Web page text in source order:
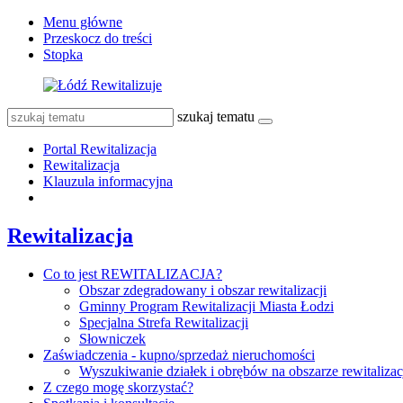
Menu główne
Przeskocz do treści
Stopka
szukaj tematu
Portal Rewitalizacja
Rewitalizacja
Klauzula informacyjna
Rewitalizacja
Co to jest REWITALIZACJA?
Obszar zdegradowany i obszar rewitalizacji
Gminny Program Rewitalizacji Miasta Łodzi
Specjalna Strefa Rewitalizacji
Słowniczek
Zaświadczenia - kupno/sprzedaż nieruchomości
Wyszukiwanie działek i obrębów na obszarze
Z czego mogę skorzystać?